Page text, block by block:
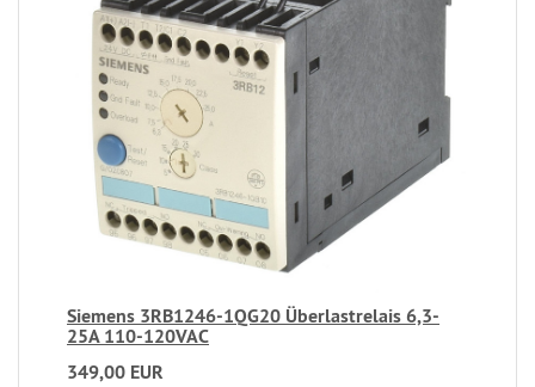
Siemens 3RB1246-1QG20 Überlastrelais 6,3-
25A 110-120VAC
349,00 EUR